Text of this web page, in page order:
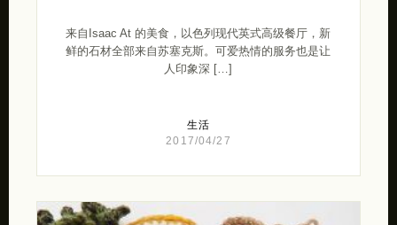
来自Isaac At 的美食，以色列现代英式高级餐厅，新
鲜的石材全部来自苏塞克斯。可爱热情的服务也是让
人印象深 […]
生活
2017/04/27